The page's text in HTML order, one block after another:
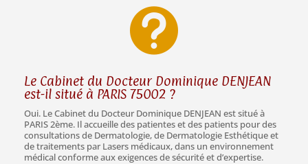

Le Cabinet du Docteur Dominique DENJEAN
est-il situé à PARIS 75002 ?
Oui. Le Cabinet du Docteur Dominique DENJEAN est situé à
PARIS 2ème. Il accueille des patientes et des patients pour des
consultations de Dermatologie, de Dermatologie Esthétique et
de traitements par Lasers médicaux, dans un environnement
médical conforme aux exigences de sécurité et d’expertise.